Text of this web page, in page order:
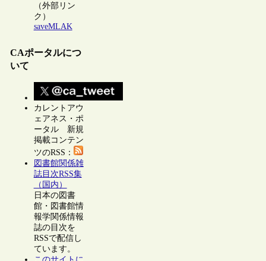
（外部リン
ク）
saveMLAK
CAポータルにつ
いて
カレントアウ
ェアネス・ポ
ータル 新規
掲載コンテン
ツのRSS：
図書館関係雑
誌目次RSS集
（国内）
日本の図書
館・図書館情
報学関係情報
誌の目次を
RSSで配信し
ています。